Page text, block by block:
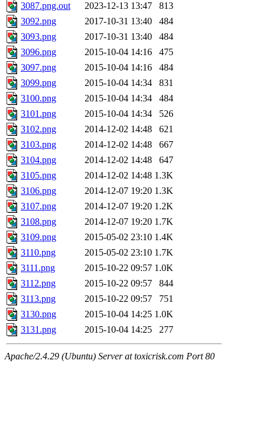
3087.png.out
2023-12-13 13:47
813
3092.png
2017-10-31 13:40
484
3093.png
2017-10-31 13:40
484
3096.png
2015-10-04 14:16
475
3097.png
2015-10-04 14:16
484
3099.png
2015-10-04 14:34
831
3100.png
2015-10-04 14:34
484
3101.png
2015-10-04 14:34
526
3102.png
2014-12-02 14:48
621
3103.png
2014-12-02 14:48
667
3104.png
2014-12-02 14:48
647
3105.png
2014-12-02 14:48 1.3K
3106.png
2014-12-07 19:20 1.3K
3107.png
2014-12-07 19:20 1.2K
3108.png
2014-12-07 19:20 1.7K
3109.png
2015-05-02 23:10 1.4K
3110.png
2015-05-02 23:10 1.7K
3111.png
2015-10-22 09:57 1.0K
3112.png
2015-10-22 09:57
844
3113.png
2015-10-22 09:57
751
3130.png
2015-10-04 14:25 1.0K
3131.png
2015-10-04 14:25 277
Apache/2.4.29 (Ubuntu) Server at toxicrisk.com Port 80